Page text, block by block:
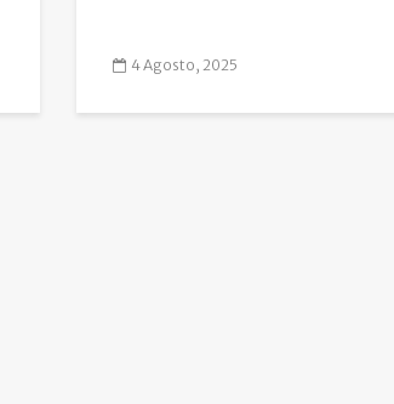
4 Agosto, 2025